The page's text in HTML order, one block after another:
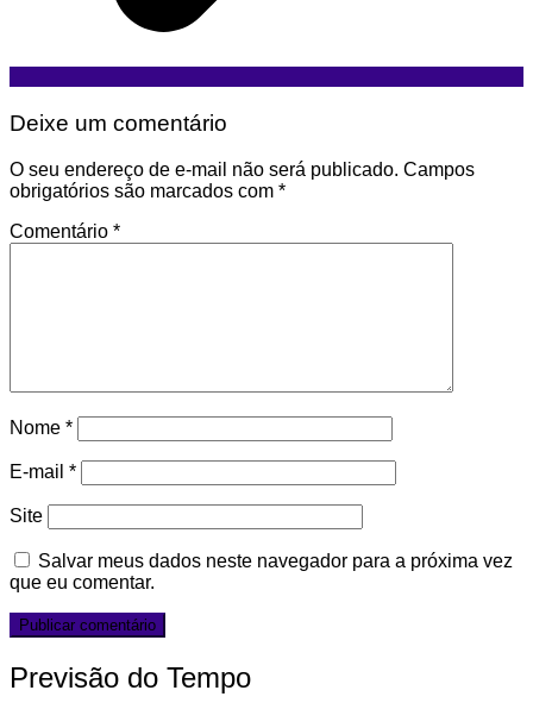
Deixe um comentário
O seu endereço de e-mail não será publicado. Campos
obrigatórios são marcados com *
Comentário *
Nome *
E-mail *
Site
Salvar meus dados neste navegador para a próxima vez
que eu comentar.
Previsão do Tempo